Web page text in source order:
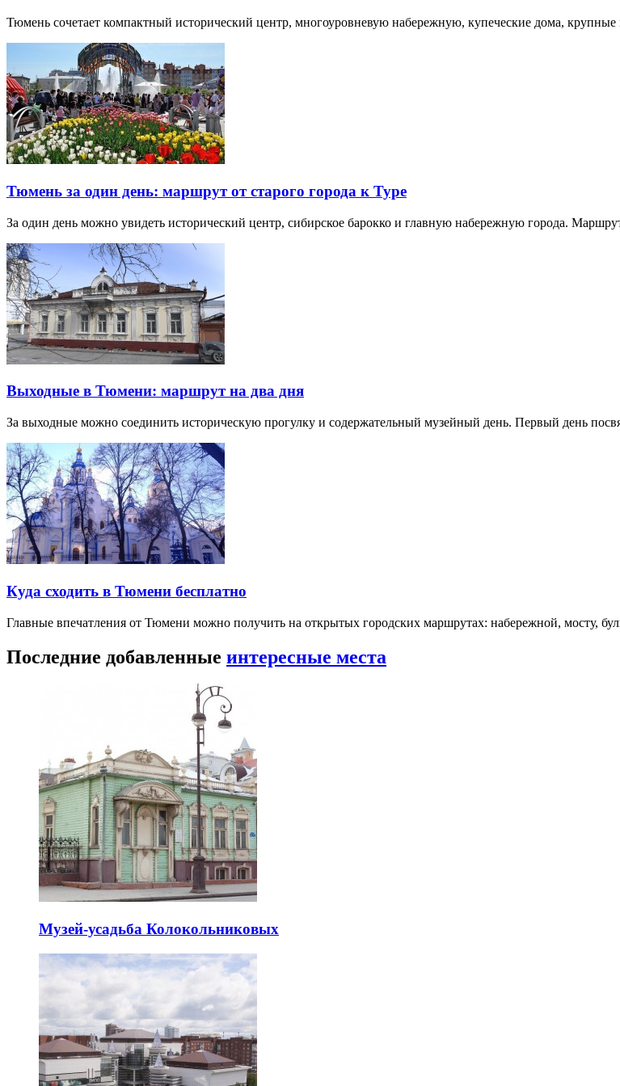
Тюмень сочетает компактный исторический центр, многоуровневую набережную, купеческие дома,
Тюмень за один день: маршрут от старого города к Туре
За один день можно увидеть исторический центр, сибирское барокко и главную набережную города.
Выходные в Тюмени: маршрут на два дня
За выходные можно соединить историческую прогулку и содержательный музейный день. Первый день
Куда сходить в Тюмени бесплатно
Главные впечатления от Тюмени можно получить на открытых городских маршрутах: набережной, мосту,
Последние добавленные интересные места
Музей-усадьба Колокольниковых